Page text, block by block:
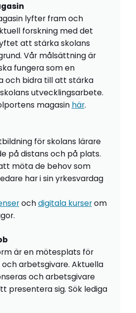
lyfter fram och
forskning med det
att stärka skolans
Vår målsättning är
fungera som en
och bidra till att stärka
utvecklingsarbete.
magasin här.
för skolans lärare
på distans och på plats.
möta de behov som
har i sin yrkesvardag
ochdigitala kurserom
är en mötesplats för
arbetsgivare. Aktuella
och arbetsgivare
presentera sig. Sök lediga